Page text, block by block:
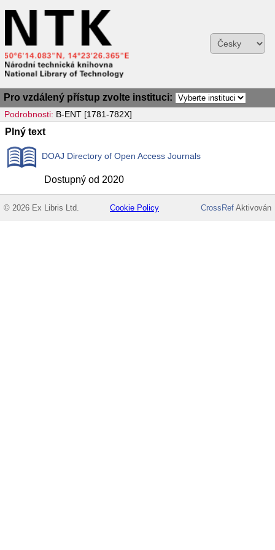
Pro vzdálený přístup zvolte instituci:
Podrobnosti: B-ENT [1781-782X]
Plný text
DOAJ Directory of Open Access Journals
Dostupný od 2020
© 2026 Ex Libris Ltd. Cookie Policy CrossRefAktivován